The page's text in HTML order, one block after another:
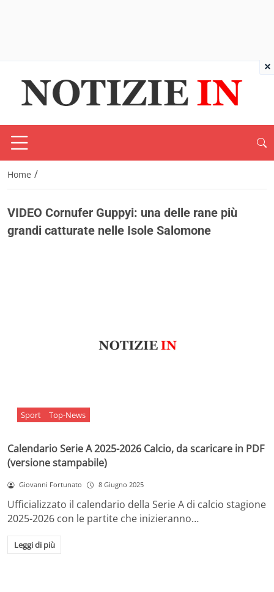
Home /
VIDEO Cornufer Guppyi: una delle rane più
grandi catturate nelle Isole Salomone
Sport Top-News
Calendario Serie A 2025-2026 Calcio, da scaricare in PDF
(versione stampabile)
Giovanni Fortunato 8 Giugno 2025
Ufficializzato il calendario della Serie A di calcio stagione
2025-2026 con le partite che inizieranno…
Leggi di più
×